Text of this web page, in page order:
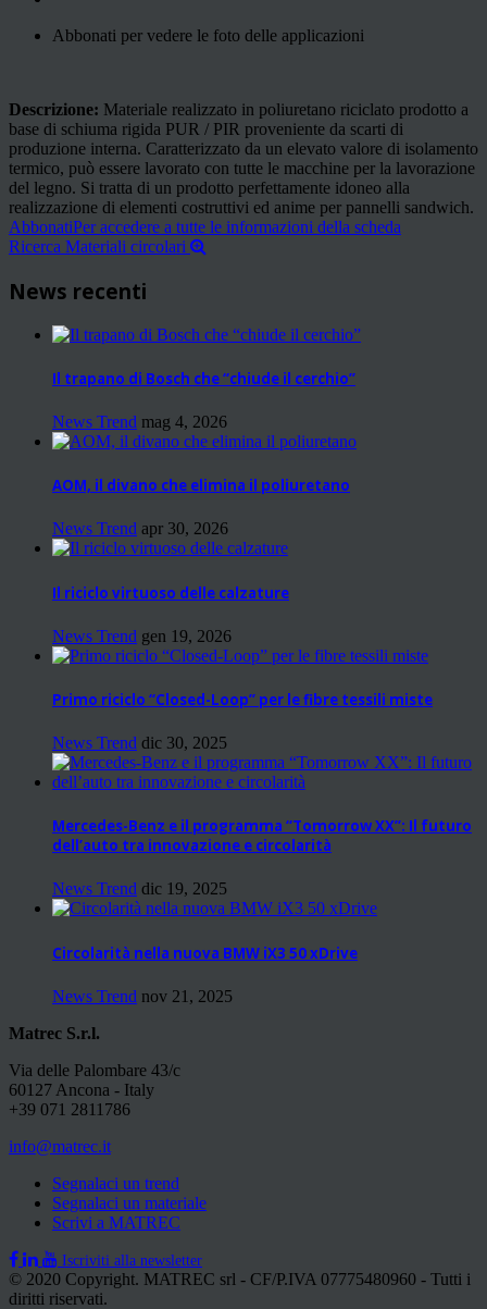
Abbonati per vedere le foto delle applicazioni
Descrizione: Materiale realizzato in poliuretano riciclato prodotto a
base di schiuma rigida PUR / PIR proveniente da scarti di
produzione interna. Caratterizzato da un elevato valore di isolamento
termico, può essere lavorato con tutte le macchine per la lavorazione
del legno. Si tratta di un prodotto perfettamente idoneo alla
realizzazione di elementi costruttivi ed anime per pannelli sandwich.
AbbonatiPer accedere a tutte le informazioni della scheda
Ricerca Materiali circolari
News recenti
Il trapano di Bosch che “chiude il cerchio”
News Trend mag 4, 2026
AOM, il divano che elimina il poliuretano
News Trend apr 30, 2026
Il riciclo virtuoso delle calzature
News Trend gen 19, 2026
Primo riciclo “Closed-Loop” per le fibre tessili miste
News Trend dic 30, 2025
Mercedes-Benz e il programma “Tomorrow XX”: Il futuro
dell’auto tra innovazione e circolarità
News Trend dic 19, 2025
Circolarità nella nuova BMW iX3 50 xDrive
News Trend nov 21, 2025
Matrec S.r.l.
Via delle Palombare 43/c
60127 Ancona - Italy
+39 071 2811786
info@matrec.it
Segnalaci un trend
Segnalaci un materiale
Scrivi a MATREC
Iscriviti alla newsletter
© 2020 Copyright. MATREC srl - CF/P.IVA 07775480960 - Tutti i
diritti riservati.